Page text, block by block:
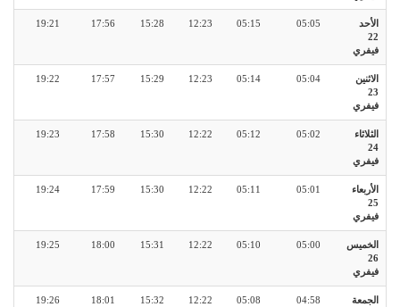
الأحد
22
فيفري
05:05
05:15
12:23
15:28
17:56
19:21
الاثنين
23
فيفري
05:04
05:14
12:23
15:29
17:57
19:22
الثلاثاء
24
فيفري
05:02
05:12
12:22
15:30
17:58
19:23
الأربعاء
25
فيفري
05:01
05:11
12:22
15:30
17:59
19:24
الخميس
26
فيفري
05:00
05:10
12:22
15:31
18:00
19:25
الجمعة
04:58
05:08
12:22
15:32
18:01
19:26